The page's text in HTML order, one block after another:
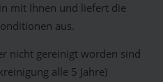
mit Ihnen und liefert die
aus.
nicht gereinigt worden sind
alle 5 Jahre)